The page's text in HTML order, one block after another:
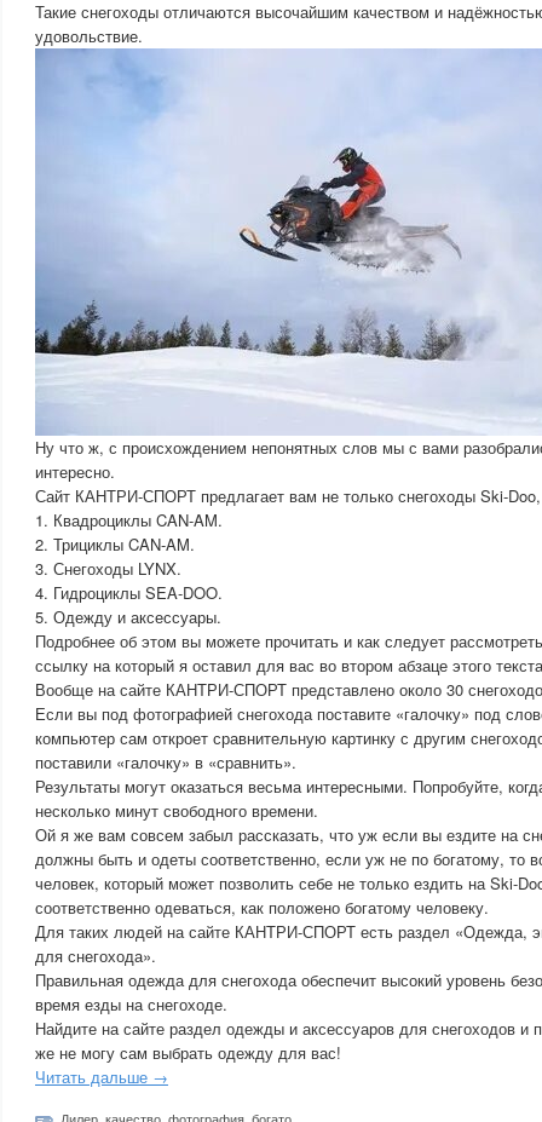
Такие снегоходы отличаются высочайшим качеством и
удовольствие.
Ну что ж, с происхождением непонятных слов мы с вами
интересно.
Сайт КАНТРИ-СПОРТ предлагает вам не только снегоходы Ski-
1. Квадроциклы CAN-AM.
2. Трициклы CAN-AM.
3. Снегоходы LYNX.
4. Гидроциклы SEA-DOO.
5. Одежду и аксессуары.
Подробнее об этом вы можете прочитать и как следует
ссылку на который я оставил для вас во втором абзаце этого
Вообще на сайте КАНТРИ-СПОРТ представлено около 30
Если вы под фотографией снегохода поставите «галочку» под
компьютер сам откроет сравнительную картинку с другим
поставили «галочку» в «сравнить».
Результаты могут оказаться весьма интересными. Попробуйте,
несколько минут свободного времени.
Ой я же вам совсем забыл рассказать, что уж если вы ездите на
должны быть и одеты соответственно, если уж не по богатому, то
человек, который может позволить себе не только ездить на Ski-
соответственно одеваться, как положено богатому человеку.
Для таких людей на сайте КАНТРИ-СПОРТ есть раздел «Одежда,
для снегохода».
Правильная одежда для снегохода обеспечит высокий уровень
время езды на снегоходе.
Найдите на сайте раздел одежды и аксессуаров для снегоходов и
же не могу сам выбрать одежду для вас!
Читать дальше →